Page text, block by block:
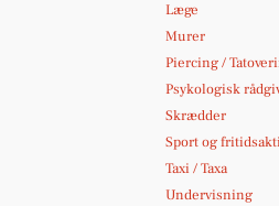
Læge
Murer
Piercing /
Psykologisk
Skrædder
Sport og
Taxi / Taxa
Undervisning